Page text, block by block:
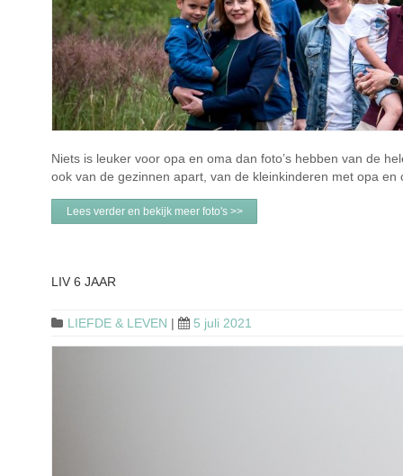
Niets is leuker voor opa en oma dan foto’s hebben van de
ook van de gezinnen apart, van de kleinkinderen met opa
Lees verder en bekijk meer foto's >>
LIV 6 JAAR
LIEFDE & LEVEN | 5 juli 2021